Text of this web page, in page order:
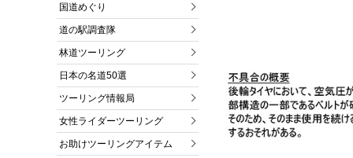
国道めぐり
道の駅調査隊
林道ツーリング
日本の名道50選
ツーリング情報局
女性ライダーツーリング
お助けツーリングアイテム